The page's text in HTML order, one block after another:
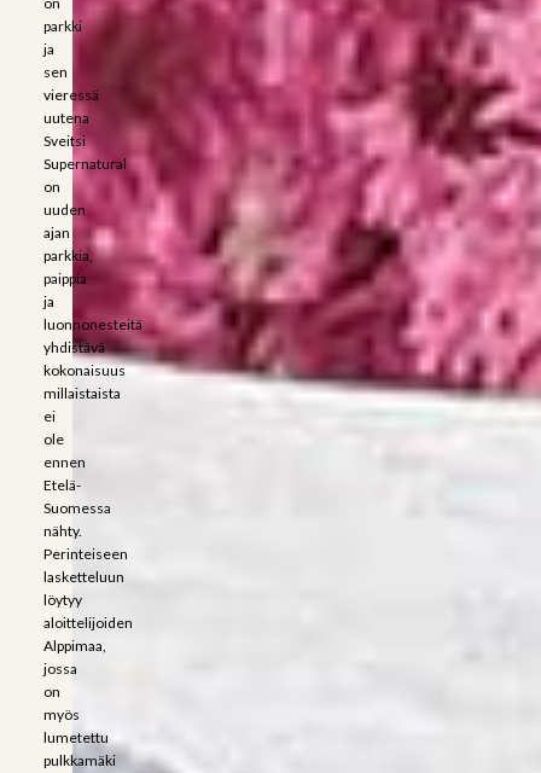
parkki
ja
sen
vieressä
uutena
Sveitsi
Supernatural
on
uuden
ajan
parkkia,
paippia
ja
luonnonesteitä
yhdistävä
kokonaisuus
millaistaista
ei
ole
ennen
Etelä-
Suomessa
nähty.
Perinteiseen
lasketteluun
löytyy
aloittelijoiden
Alppimaa,
jossa
on
myös
lumetettu
pulkkamäki